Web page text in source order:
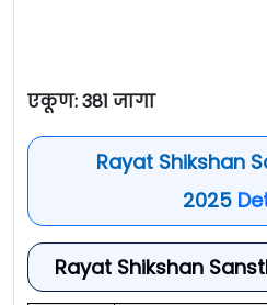
एकूण: 381 जागा
Rayat Shikshan
2025
Rayat Shikshan